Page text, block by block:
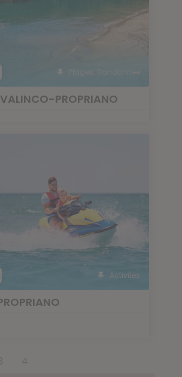
Plages , Randonnée
PROPRIANO
Activités